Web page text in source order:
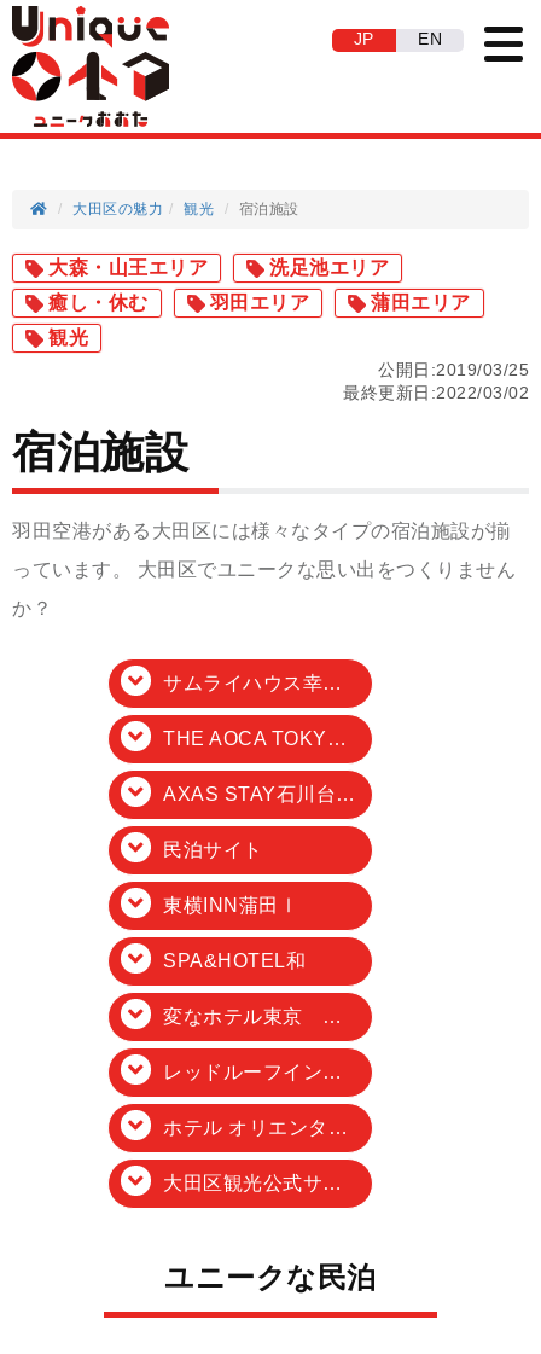
JP EN
大田区の魅力 観光 宿泊施設
大森・山王エリア
洗足池エリア
癒し・休む
羽田エリア
蒲田エリア
観光
公開日:2019/03/25
最終更新日:2022/03/02
宿泊施設
羽田空港がある大田区には様々なタイプの宿泊施設が揃
っています。 大田区でユニークな思い出をつくりません
か？
サムライハウス幸村荘
THE AOCA TOKYO SANNO
AXAS STAY石川台（2000 Comics Room）
民泊サイト
東横INN蒲田Ⅰ
SPA&HOTEL和
変なホテル東京 羽田
レッドルーフイン蒲田
ホテル オリエンタルエクスプレス 東京蒲田
大田区観光公式サイト
ユニークな民泊